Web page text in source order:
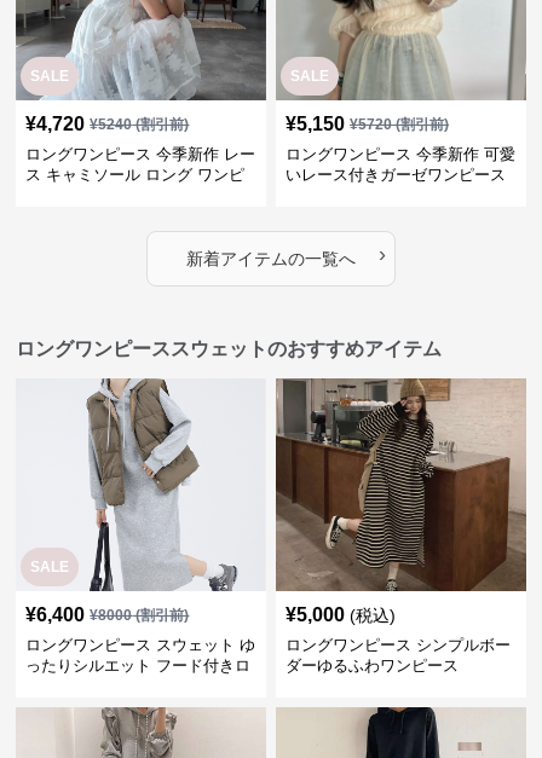
SALE
¥4,720 ¥5240(割引前)
ロングワンピース 今季新作 レー
ス キャミソール ロング ワンピ
SALE
¥5,150 ¥5720(割引前)
ロングワンピース 今季新作 可愛
いレース付きガーゼワンピース
新着アイテムの一覧へ ›
ロングワンピーススウェットのおすすめアイテム
SALE
¥6,400 ¥8000(割引前)
ロングワンピース スウェット ゆ
ったりシルエット フード付きロ
¥5,000 (税込)
ロングワンピース シンプルボー
ダーゆるふわワンピース